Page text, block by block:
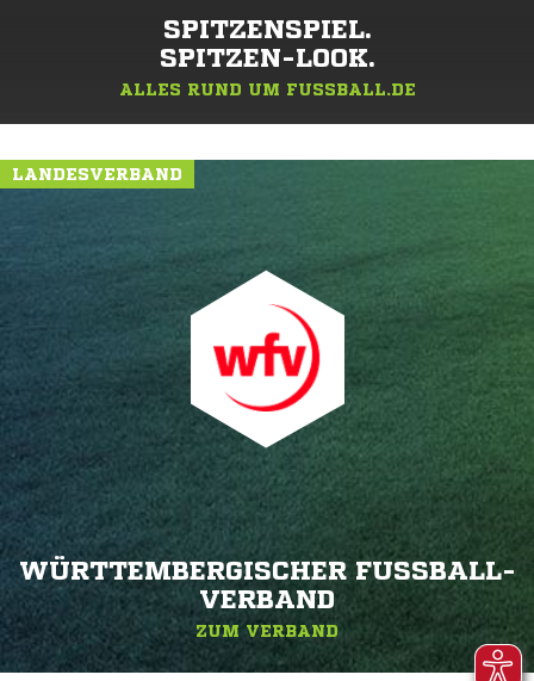
SPITZENSPIEL.
SPITZEN-LOOK.
ALLES RUND UM FUSSBALL.DE
LANDESVERBAND
WÜRTTEMBERGISCHER FUSSBALL-V
ERBAND
ZUM VERBAND